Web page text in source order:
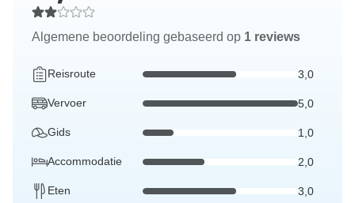
Algemene beoordeling gebaseerd op 1 reviews
Reisroute 3,0
Vervoer 5,0
Gids 1,0
Accommodatie 2,0
Eten 3,0